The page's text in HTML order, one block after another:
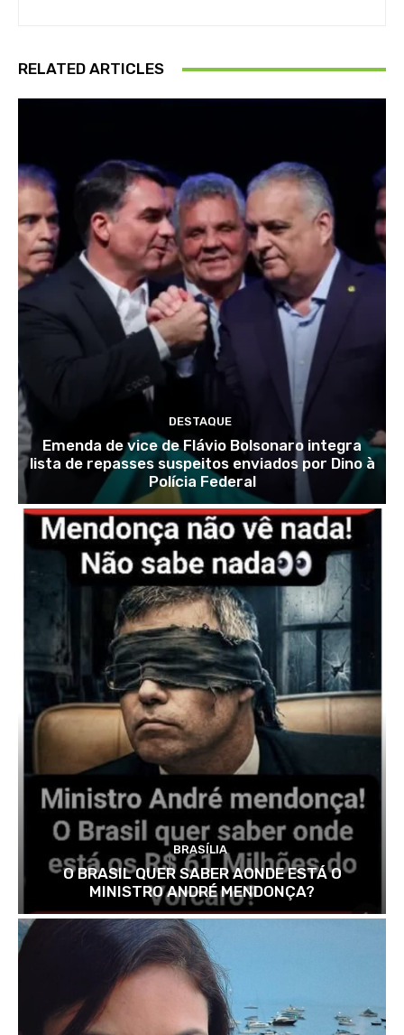
RELATED ARTICLES
DESTAQUE
Emenda de vice de Flávio Bolsonaro integra
lista de repasses suspeitos enviados por Dino à
Polícia Federal
BRASÍLIA
O BRASIL QUER SABER AONDE ESTÁ O
MINISTRO ANDRÉ MENDONÇA?